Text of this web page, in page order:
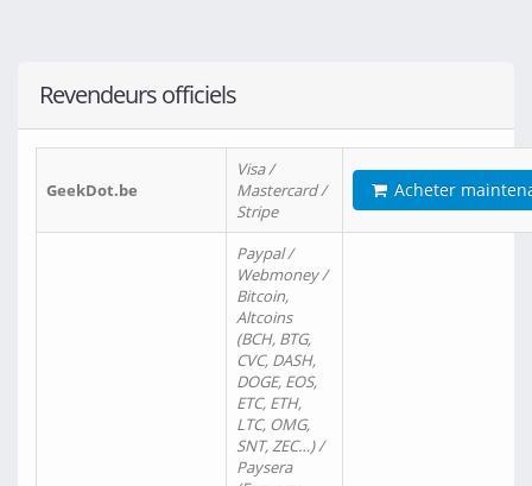
Revendeurs officiels
GeekDot.be
Visa /
Mastercard /
Stripe
Acheter
Paypal /
Webmoney /
Bitcoin,
Altcoins
(BCH, BTG,
CVC, DASH,
DOGE, EOS,
ETC, ETH,
LTC, OMG,
SNT, ZEC…) /
Paysera